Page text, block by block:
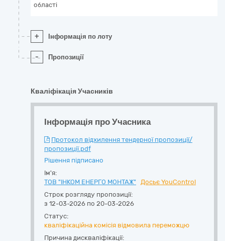
області
+ Інформація по лоту
- Пропозиції
Кваліфікація Учасників
Інформація про Учасника
Протокол відхилення тендерної пропозиції/
пропозиції.pdf
Рішення підписано
Ім'я:
ТОВ "ІНКОМ ЕНЕРГО МОНТАЖ"
Досьє YouControl
Строк розгляду пропозиції:
з 12-03-2026 по 20-03-2026
Статус:
кваліфікаційна комісія відмовила переможцю
Причина дискваліфікації: